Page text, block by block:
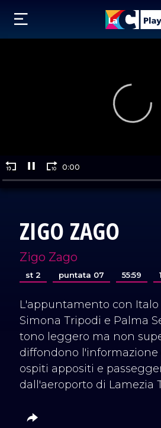
ZIGO ZAGO
Zigo Zago
st 2 puntata 07 55:59
L'appuntamento con Italo
Simona Tripodi e Palma
tono leggero ma non
diffondono
ospiti appositi e
dall'aeroporto di Lamezia